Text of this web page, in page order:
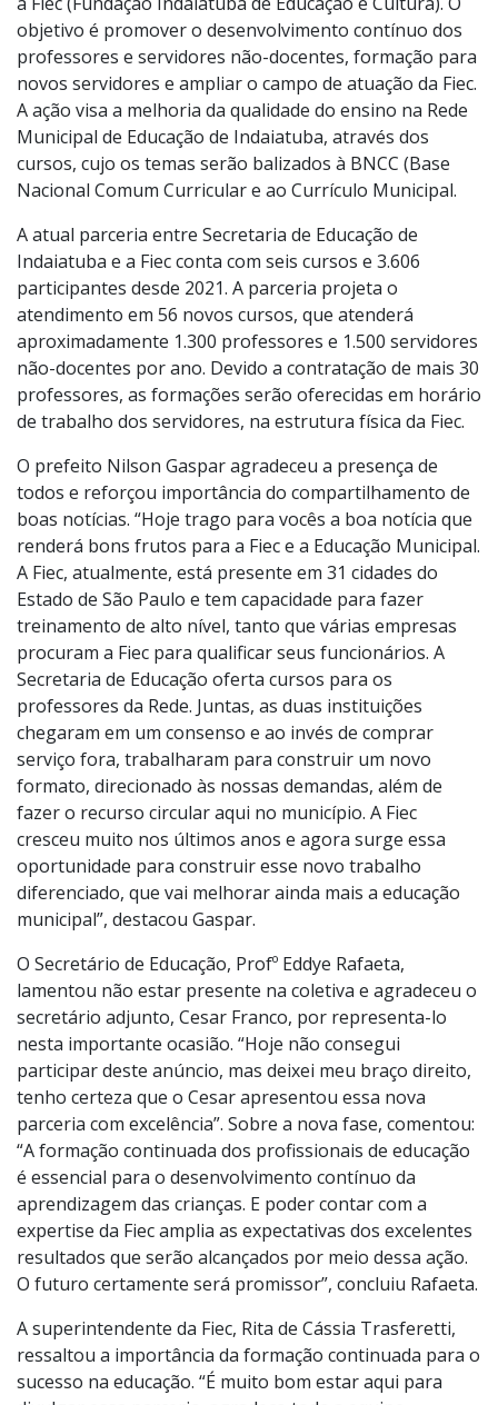
Na tarde da terça-feira (25) o prefeito Nilson Gaspar
reuniu a imprensa em seu gabinete para anunciar a
ampliação da parceria entre a Secretaria de Educação e
a Fiec (Fundação Indaiatuba de Educação e Cultura). O
objetivo é promover o desenvolvimento contínuo dos
professores e servidores não-docentes, formação para
novos servidores e ampliar o campo de atuação da Fiec.
A ação visa a melhoria da qualidade do ensino na Rede
Municipal de Educação de Indaiatuba, através dos
cursos, cujo os temas serão balizados à BNCC (Base
Nacional Comum Curricular e ao Currículo Municipal.
A atual parceria entre Secretaria de Educação de
Indaiatuba e a Fiec conta com seis cursos e 3.606
participantes desde 2021. A parceria projeta o
atendimento em 56 novos cursos, que atenderá
aproximadamente 1.300 professores e 1.500 servidores
não-docentes por ano. Devido a contratação de mais 30
professores, as formações serão oferecidas em horário
de trabalho dos servidores, na estrutura física da Fiec.
O prefeito Nilson Gaspar agradeceu a presença de
todos e reforçou importância do compartilhamento de
boas notícias. “Hoje trago para vocês a boa notícia que
renderá bons frutos para a Fiec e a Educação Municipal.
A Fiec, atualmente, está presente em 31 cidades do
Estado de São Paulo e tem capacidade para fazer
treinamento de alto nível, tanto que várias empresas
procuram a Fiec para qualificar seus funcionários. A
Secretaria de Educação oferta cursos para os
professores da Rede. Juntas, as duas instituições
chegaram em um consenso e ao invés de comprar
serviço fora, trabalharam para construir um novo
formato, direcionado às nossas demandas, além de
fazer o recurso circular aqui no município. A Fiec
cresceu muito nos últimos anos e agora surge essa
oportunidade para construir esse novo trabalho
diferenciado, que vai melhorar ainda mais a educação
municipal”, destacou Gaspar.
O Secretário de Educação, Profº Eddye Rafaeta,
lamentou não estar presente na coletiva e agradeceu o
secretário adjunto, Cesar Franco, por representa-lo
nesta importante ocasião. “Hoje não consegui
participar deste anúncio, mas deixei meu braço direito,
tenho certeza que o Cesar apresentou essa nova
parceria com excelência”. Sobre a nova fase, comentou:
“A formação continuada dos profissionais de educação
é essencial para o desenvolvimento contínuo da
aprendizagem das crianças. E poder contar com a
expertise da Fiec amplia as expectativas dos excelentes
resultados que serão alcançados por meio dessa ação.
O futuro certamente será promissor”, concluiu Rafaeta.